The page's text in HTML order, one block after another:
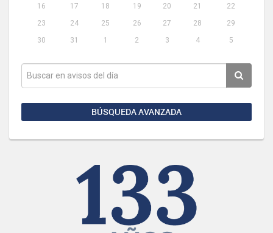
16
17 18 19 20 21
22
23
24 25 26 27 28
29
30
31 1 2 3 4 5
BÚSQUEDA AVANZADA